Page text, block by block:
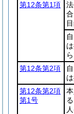
第12条第1項
第12条第2項
第12条第2項
第1号